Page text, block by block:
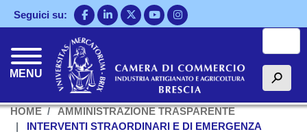
Salta
al
Seguici su:
MENU h
HOME
AMMINISTRAZIONE TRASPARENTE
INTERVENTI STRAORDINARI E DI EMERGENZA